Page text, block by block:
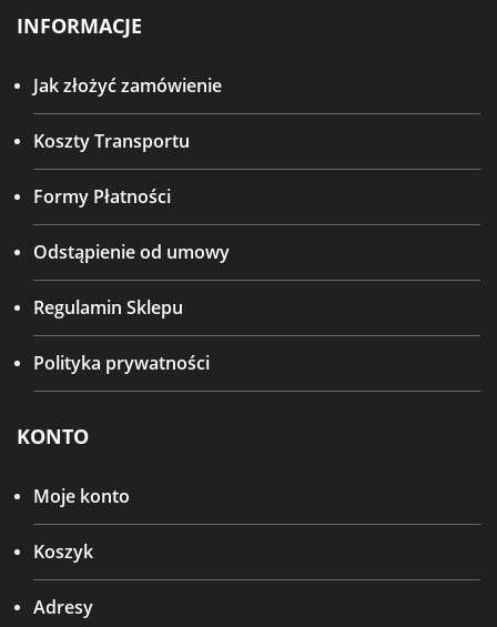
INFORMACJE
Jak złożyć zamówienie
Koszty Transportu
Formy Płatności
Odstąpienie od umowy
Regulamin Sklepu
Polityka prywatności
KONTO
Moje konto
Koszyk
Adresy